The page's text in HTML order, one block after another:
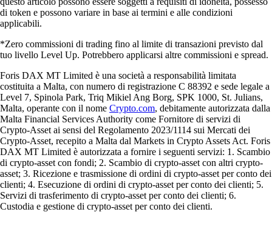
di token e possono variare in base ai termini e alle condizioni
applicabili.
*Zero commissioni di trading fino al limite di transazioni previsto dal
tuo livello Level Up. Potrebbero applicarsi altre commissioni e spread.
Foris DAX MT Limited è una società a responsabilità limitata
costituita a Malta, con numero di registrazione C 88392 e sede legale a
Level 7, Spinola Park, Triq Mikiel Ang Borg, SPK 1000, St. Julians,
Malta, operante con il nome Crypto.com, debitamente autorizzata dalla
Malta Financial Services Authority come Fornitore di servizi di
Crypto-Asset ai sensi del Regolamento 2023/1114 sui Mercati dei
Crypto-Asset, recepito a Malta dal Markets in Crypto Assets Act. Foris
DAX MT Limited è autorizzata a fornire i seguenti servizi: 1. Scambio
di crypto-asset con fondi; 2. Scambio di crypto-asset con altri crypto-
asset; 3. Ricezione e trasmissione di ordini di crypto-asset per conto dei
clienti; 4. Esecuzione di ordini di crypto-asset per conto dei clienti; 5.
Servizi di trasferimento di crypto-asset per conto dei clienti; 6.
Custodia e gestione di crypto-asset per conto dei clienti.